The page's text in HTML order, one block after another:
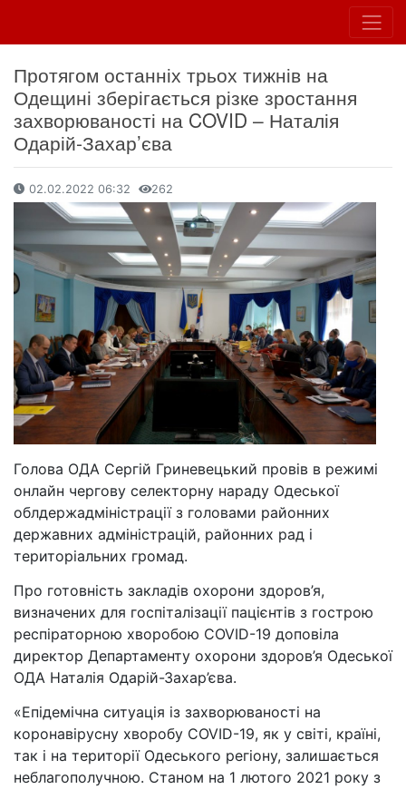
Протягом останніх трьох тижнів на
Одещині зберігається різке зростання
захворюваності на COVID – Наталія
Одарій-Захар’єва
02.02.2022 06:32 262
Голова ОДА Сергій Гриневецький провів в режимі
онлайн чергову селекторну нараду Одеської
облдержадміністрації з головами районних
державних адміністрацій, районних рад і
територіальних громад.
Про готовність закладів охорони здоров’я,
визначених для госпіталізації пацієнтів з гострою
респіраторною хворобою COVID-19 доповіла
директор Департаменту охорони здоров’я Одеської
ОДА Наталія Одарій-Захар’єва.
«Епідемічна ситуація із захворюваності на
коронавірусну хворобу COVID-19, як у світі, країні,
так і на території Одеського регіону, залишається
неблагополучною. Станом на 1 лютого 2021 року з